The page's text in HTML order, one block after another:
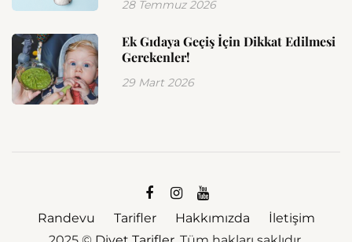
28 Temmuz 2026
Ek Gıdaya Geçiş İçin Dikkat Edilmesi
Gerekenler!
29 Mart 2026
Randevu Tarifler Hakkımızda
İletişim